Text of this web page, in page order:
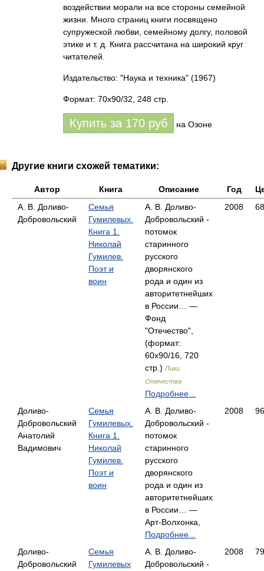
воздействии морали на все стороны семейной
жизни. Много страниц книги посвящено
супружеской любви, семейному долгу, половой
этике и т. д. Книга рассчитана на широкий круг
читателей.
Издательство: "Наука и техника" (1967)
Формат: 70x90/32, 248 стр.
Купить за 170 руб на Озоне
Другие книги схожей тематики:
Автор Книга Описание Год
А. В. Доливо-
Добровольский
Семья
Гумилевых.
Книга 1.
Николай
Гумилев.
Поэт и
воин
А. В. Доливо-
Добровольский -
потомок
старинного
русского
дворянского
рода и один из
авторитетнейших
в России… —
Фонд
"Отечество",
(формат:
60x90/16, 720
стр.) Лики
Отечества
Подробнее...
2008
Доливо-
Добровольский
Анатолий
Вадимович
Семья
Гумилевых.
Книга 1.
Николай
Гумилев.
Поэт и
воин
А. В. Доливо-
Добровольский -
потомок
старинного
русского
дворянского
рода и один из
авторитетнейших
в России… —
Арт-Волхонка,
Подробнее...
2008
Доливо-
Добровольский
Семья
Гумилевых
А. В. Доливо-
Добровольский -
2008